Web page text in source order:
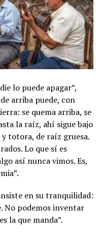
lo puede apagar”,
arriba puede, con
se quema arriba, se
la raíz, ahí sigue bajo
totora, de raíz gruesa.
Lo que sí es
así nunca vimos. Es,
en su tranquilidad:
No podemos inventar
la que manda”.